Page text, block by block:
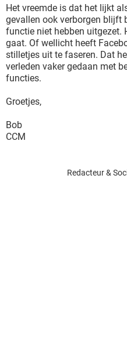
Het vreemde is dat het lijkt
gevallen ook verborgen blijft
functie niet hebben uitgezet.
gaat. Of wellicht heeft
stilletjes uit te faseren. Dat
verleden vaker gedaan met
functies.
Groetjes,
Bob
CCM
Redacteur &